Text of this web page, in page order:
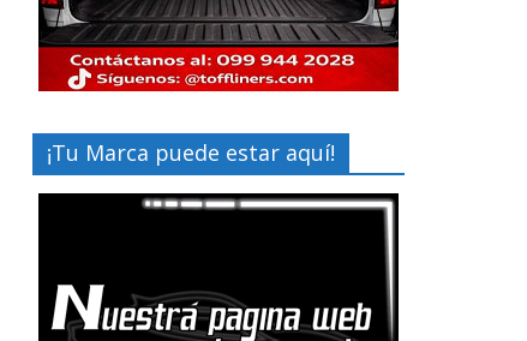
¡Tu Marca puede estar aquí!